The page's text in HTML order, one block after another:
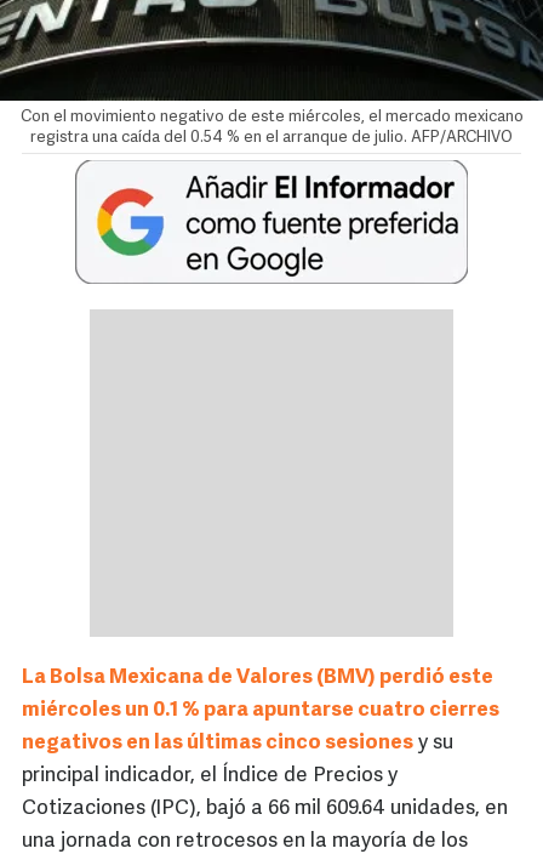
Con el movimiento negativo de este miércoles, el mercado mexicano
registra una caída del 0.54 % en el arranque de julio. AFP/ARCHIVO
La Bolsa Mexicana de Valores (BMV) perdió este
miércoles un 0.1 % para apuntarse cuatro cierres
negativos en las últimas cinco sesiones y su
principal indicador, el Índice de Precios y
Cotizaciones (IPC), bajó a 66 mil 609.64 unidades, en
una jornada con retrocesos en la mayoría de los